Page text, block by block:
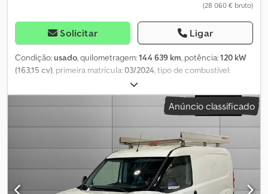
(28 060 € bruto)
Solicitar Ligar
Condição:usado, quilometragem:144 639 km, potência:120 kW
(163,15 cv), primeira matrícula:03/2024, tipo de combustível:
7 kg
branco, tipo de engrenagem:mecânico, classe de emissão:Euro
6, suspensão:aço, número de lugares:3, Equipamento:ar
constituem elemento contratual Cedpfxey Tmdpo Am Uerf
Anúncio classificado